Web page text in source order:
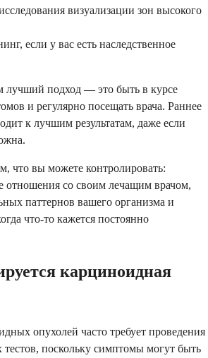
визуализации зон высокого
если у вас есть наследственное
лучший подход — это быть в курсе
и регулярно посещать врача. Раннее
к лучшим результатам, даже если
что вы можете контролировать:
отношения со своим лечащим врачом,
паттернов вашего организма и
что-то кажется постоянно
карциноидная
опухолей часто требует проведения
тестов, поскольку симптомы могут быть